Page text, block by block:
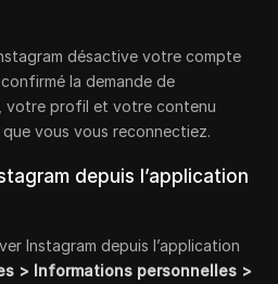
désactive votre compte
la demande de
votre profil et votre contenu
vous vous reconnectiez.
depuis l’application
Instagram depuis l’application
> Informations personnelles >